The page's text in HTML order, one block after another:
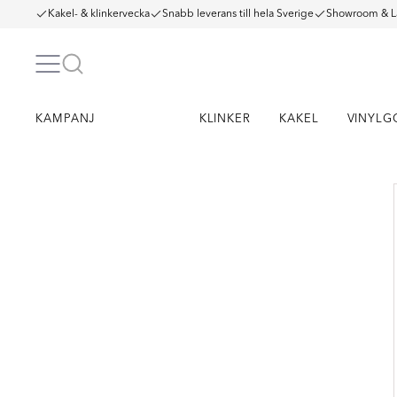
Kakel- & klinkervecka Snabb leverans till hela Sverige Showroom &
KAMPANJ KLINKER KAKEL